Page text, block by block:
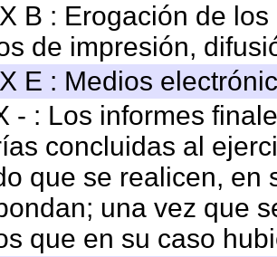
B : Erogación de
de impresión,
E : Medios
- : Los informes
concluidas al
que se realicen, en
una vez que
que en su caso